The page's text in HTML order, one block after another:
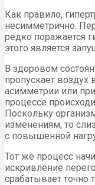
Как правило,
несимметрично.
редко поражается
этого является
В здоровом
пропускает воздух
асимметрии или
процессе
Поскольку
изменениям, то
с повышенной
Тот же процесс
искривление
срабатывает точно